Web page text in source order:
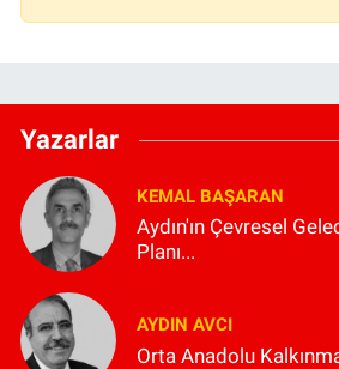
Yazarlar
KEMAL BAŞARAN
Aydın'ın Çevresel
Planı...
AYDIN AVCI
Orta Anadolu